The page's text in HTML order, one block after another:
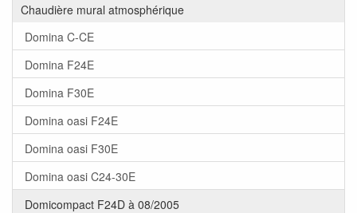
Chaudière mural atmosphérique
Domina C-CE
Domina F24E
Domina F30E
Domina oasi F24E
Domina oasi F30E
Domina oasi C24-30E
Domicompact F24D à 08/2005